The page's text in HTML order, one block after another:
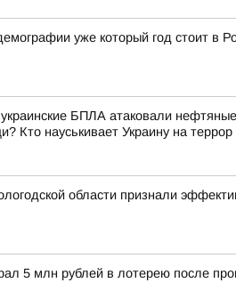
уже который год стоит в
БПЛА атаковали
Кто науськивает Украину на террор
области признали
5 млн рублей в лотерею после